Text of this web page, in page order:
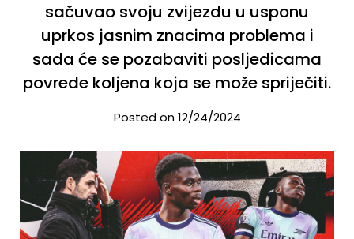
sačuvao svoju zvijezdu u usponu
uprkos jasnim znacima problema i
sada će se pozabaviti posljedicama
povrede koljena koja se može spriječiti.
Posted on 12/24/2024